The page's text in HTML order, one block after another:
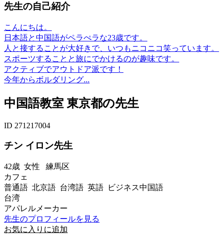
先生の自己紹介
こんにちは。
日本語と中国語がペラぺラな23歳です。
人と接することが大好きで、いつもニコニコ笑っています。
スポーツすることと旅にでかけるのが趣味です。
アクティブでアウトドア派です！
今年からボルダリング...
中国語教室 東京都の先生
ID 271217004
チン イロン先生
42歳 女性 練馬区
カフェ
普通語 北京語 台湾語 英語 ビジネス中国語
台湾
アパレルメーカー
先生のプロフィールを見る
お気に入りに追加